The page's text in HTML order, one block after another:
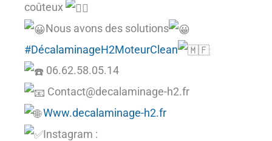
coûteux
Nous avons des solutions
#DécalaminageH2MoteurClean
06.62.58.05.14
Contact@decalaminage-h2.fr
Www.decalaminage-h2.fr
Instagram :